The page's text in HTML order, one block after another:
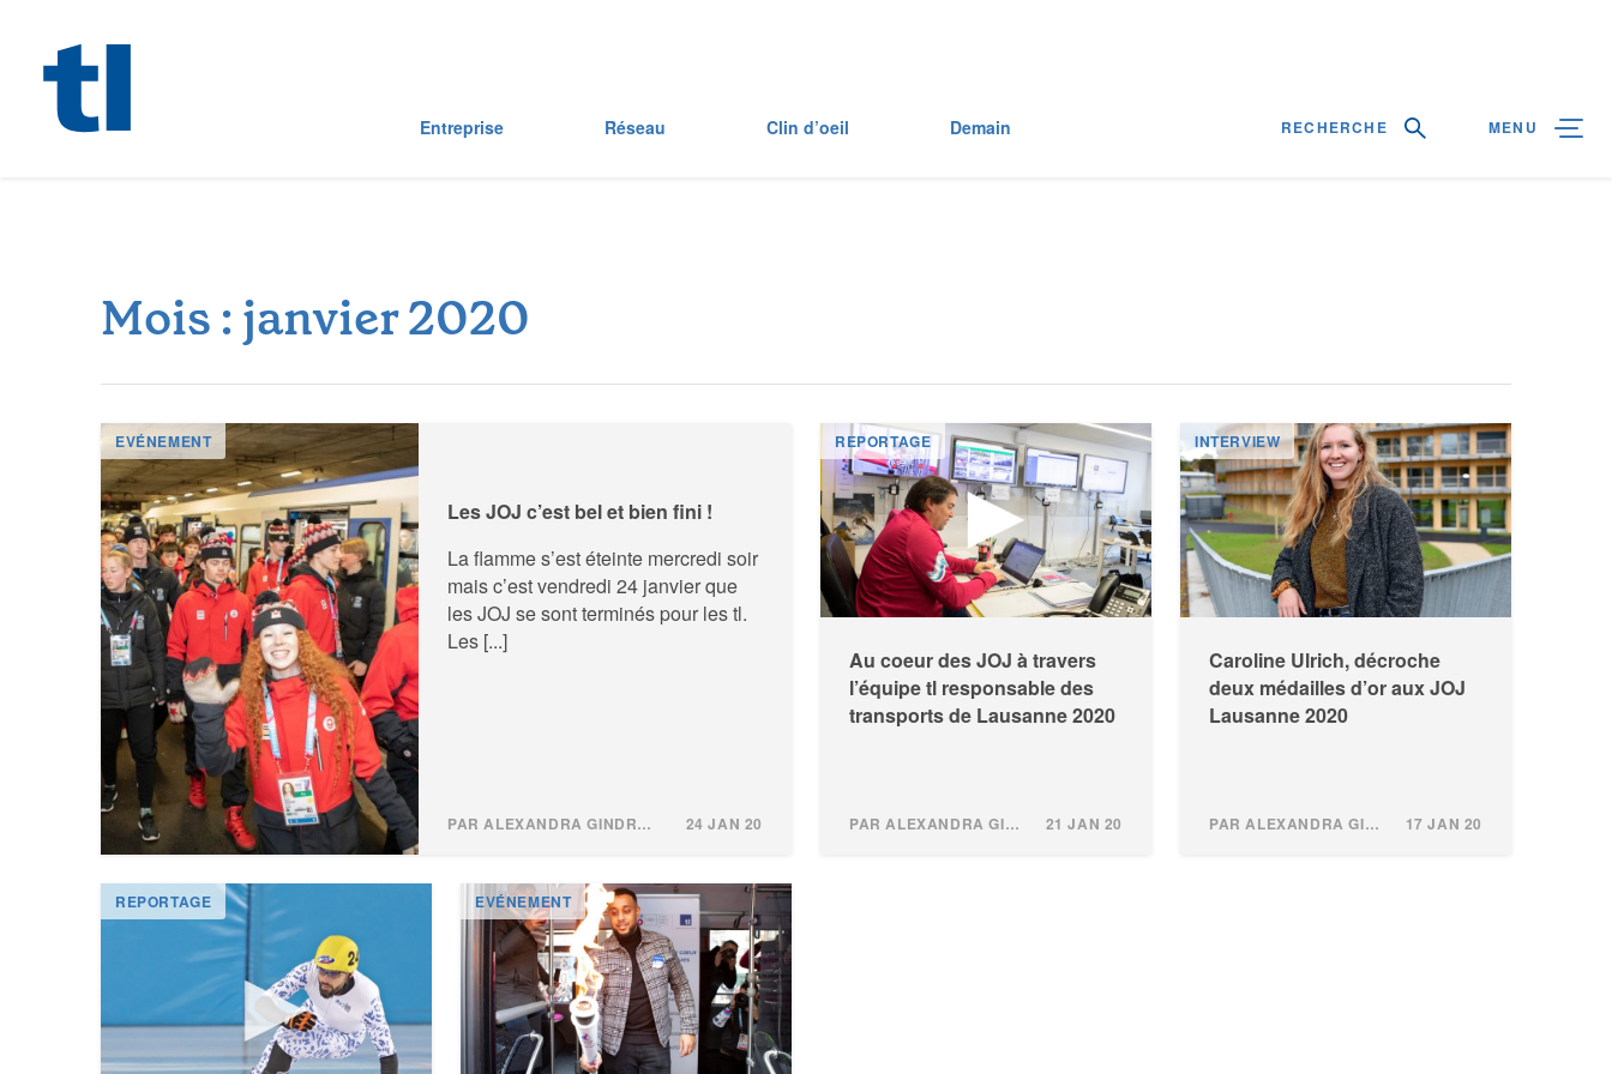
Entreprise Réseau Clin d’oeil Demain RECHERCHE MENU
Mois :janvier2020
EVÉNEMENT
Les JOJ c’est bel et bien fini !
La flamme s’est éteinte mercredi soir
mais c’est vendredi 24 janvier que
les JOJ se sont terminés pour les tl.
Les [...]
PAR ALEXANDRA GINDROZ 24 JAN 20
REPORTAGE
Au coeur des JOJ à travers
l’équipe tl responsable des
transports de Lausanne 2020
PAR ALEXANDRA GINDROZ 21 JAN 20
INTERVIEW
Caroline Ulrich, décroche
deux médailles d’or aux JOJ
Lausanne 2020
PAR ALEXANDRA GINDROZ 17 JAN 20
REPORTAGE EVÉNEMENT